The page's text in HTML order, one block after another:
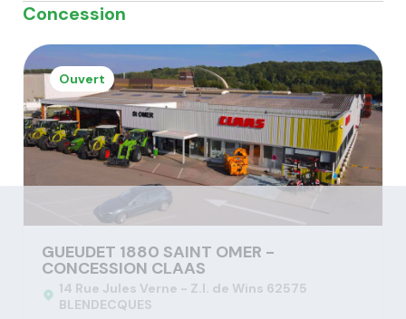
Concession
Ouvert
GUEUDET 1880 SAINT OMER -
CONCESSION CLAAS
14 Rue Jules Verne - Z.I. de Wins 62575
BLENDECQUES